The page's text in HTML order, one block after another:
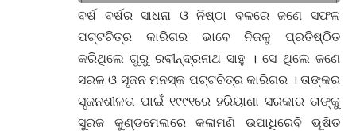
ବର୍ଷ ବର୍ଷର ସାଧନା ଓ ନିଷ୍ଠା ବଳରେ ଜଣେ ସଫଳ
ପଟ୍ଟଚିତ୍ର କାରିଗର ଭାବେ ନିଜକୁ ପ୍ରତିଷ୍ଠିତ
କରିଥିଲେ ଗୁରୁ ରବୀନ୍ଦ୍ରନାଥ ସାହୁ । ସେ ଥିଲେ ଜଣେ
ସରଳ ଓ ସୃଜନ ମନସ୍କ ପଟ୍ଟଚିତ୍ର କାରିଗର । ତାଙ୍କର
ସୃଜନଶୀଳତା ପାଇଁ ୧୯୯୧ରେ ହରିୟାଣା ସରକାର ତାଙ୍କୁ
ସୁରଜ କୁଣ୍ଡମେଳାରେ କଳାମଣି ଉପାଧିରେବି ଭୂଷିତ